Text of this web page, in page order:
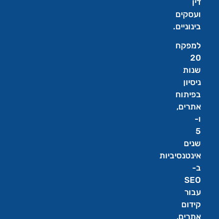
ועסקים
בינוניים.
למפקח
20
שנות
ניסיון
בפיתוח
אתרים,
ו-
5
שנים
אינטנסיביות
ב-
SEO
עבור
קידום
אתרים,